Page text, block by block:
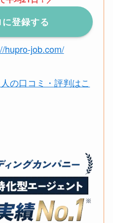
登録する
hupro-job.com/
の口コミ・評判はこ